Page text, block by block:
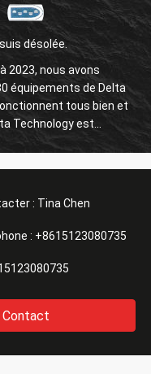
désolée.
2023, nous avons
équipements de Delta
tous bien et
Technology est
: Tina Chen
: +8615123080735
Contact